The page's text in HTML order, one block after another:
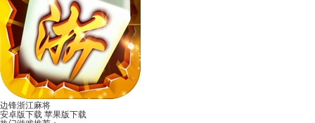
边锋浙江麻将
安卓版下载 苹果版下载